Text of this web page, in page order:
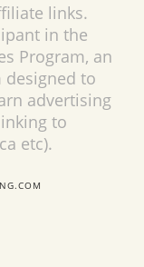
links.
in the
Program, an
to
advertising
to
etc).